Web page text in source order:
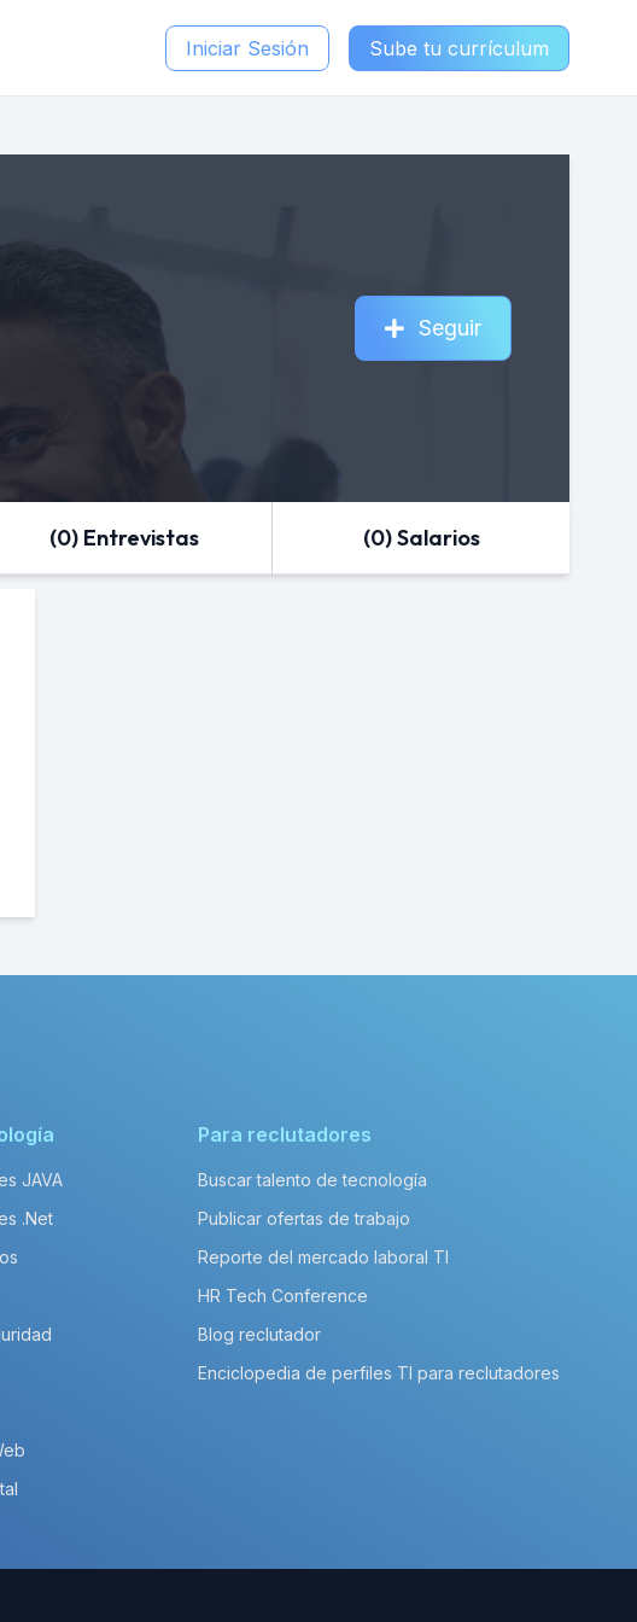
Iniciar Sesión Sube tu currículum
Seguir
(0) Entrevistas (0) Salarios
JAVA
.Net
Para reclutadores
Buscar talento de tecnología
Publicar ofertas de trabajo
Reporte del mercado laboral TI
HR Tech Conference
Blog reclutador
Enciclopedia de perfiles TI para reclutadores